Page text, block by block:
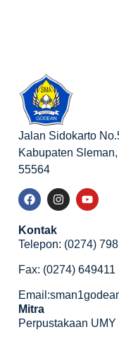
Jalan Sidokarto
Kabupaten
55564
Kontak
Telepon: (0274)
Fax: (0274) 649411
Mitra
Perpustakaan UMY